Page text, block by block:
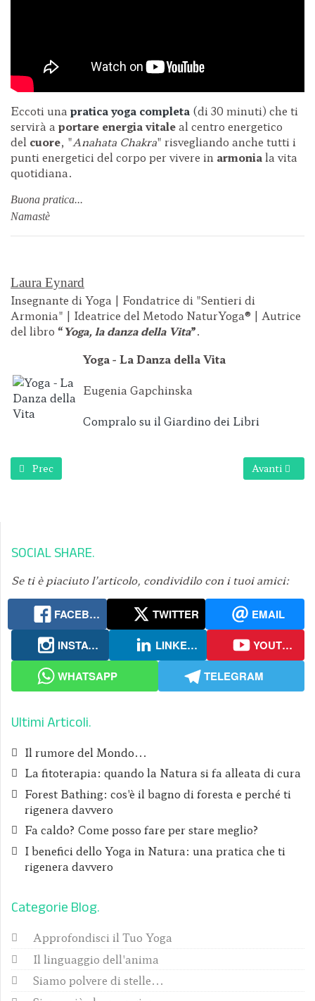
Eccoti una pratica yoga completa (di 30 minuti) che ti
servirà a portare energia vitaleal centro energetico
del cuore, "Anahata Chakra" risvegliando anche tutti i
punti energetici del corpo per vivere in armoniala vita
quotidiana.
Buona pratica...
Namastè
Laura Eynard
Insegnante di Yoga | Fondatrice di "Sentieri di
Armonia" | Ideatrice del Metodo NaturYoga® | Autrice
del libro “Yoga, la danza della Vita”.
Yoga - La Danza della Vita
Eugenia Gapchinska
Compralo su il Giardino dei Libri
Articolo precedente: Vedere gli ostacoli che si presentano
Prec Articolo
Avanti
SOCIAL SHARE
Se ti è piaciuto l’articolo, condividilo con i tuoi amici:
FACEBOOK TWITTER
EMAIL
INSTAGRAM
LINKEDIN
YOUTUBE
WHATSAPP
TELEGRAM
Ultimi Articoli
Il rumore del Mondo...
La fitoterapia: quando la Natura si fa alleata di cura
Forest Bathing: cos'è il bagno di foresta e perché ti
rigenera davvero
Fa caldo? Come posso fare per stare meglio?
I benefici dello Yoga in Natura: una pratica che ti
rigenera davvero
Categorie Blog
Approfondisci il Tuo Yoga
Il linguaggio dell'anima
Siamo polvere di stelle...